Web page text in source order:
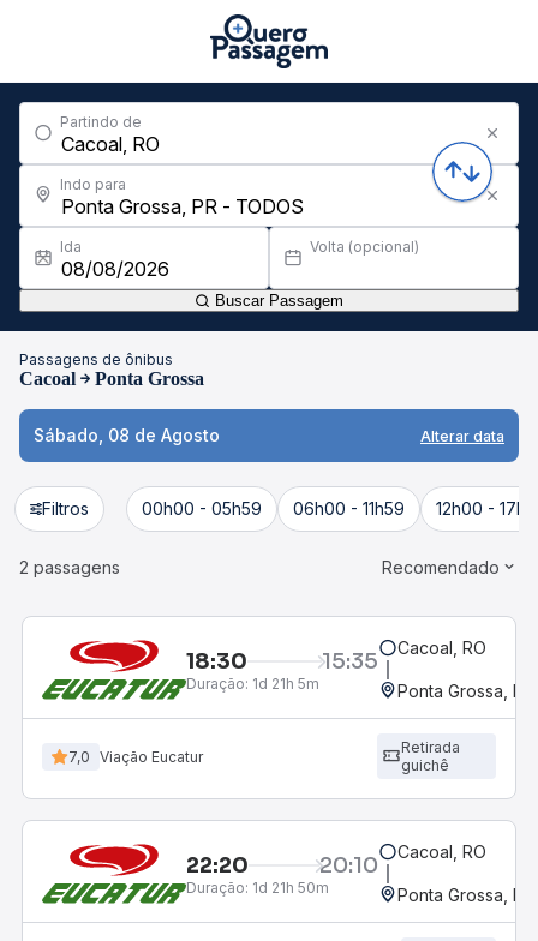
Partindo de
Indo para
Ida Volta (opcional)
Buscar Passagem
Passagens de ônibus
Cacoal Ponta Grossa
Sábado, 08 de Agosto Alterar data
Filtros 00h00 - 05h59 06h00 - 11h59 12h00 -
2 passagens Recomendado
18:30 15:35
Duração: 1d 21h 5m
Cacoal, RO
Ponta Grossa,
7,0 Viação Eucatur
Retirada
guichê
22:20 20:10
Duração: 1d 21h 50m
Cacoal, RO
Ponta Grossa,